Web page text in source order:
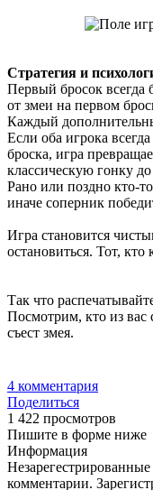
Стратегия и
Первый бросок всегда
от змеи на первом
Каждый
Если оба игрока
броска, игра
классическую гонку
Рано или поздно кто-
иначе соперник
Игра становится
остановиться. Тот, кто
Так что
Посмотрим, кто из вас
съест змея.
4 комментария
Поделиться
1 422 просмотров
Пишите в форме ниже
Информация
комментарии.